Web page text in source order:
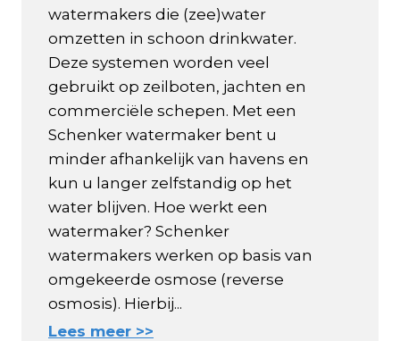
watermakers die (zee)water
omzetten in schoon drinkwater.
Deze systemen worden veel
gebruikt op zeilboten, jachten en
commerciële schepen. Met een
Schenker watermaker bent u
minder afhankelijk van havens en
kun u langer zelfstandig op het
water blijven. Hoe werkt een
watermaker? Schenker
watermakers werken op basis van
omgekeerde osmose (reverse
osmosis). Hierbij...
Lees meer >>